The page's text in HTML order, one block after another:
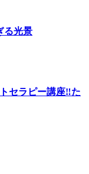
る光景
セラピー講座‼️た